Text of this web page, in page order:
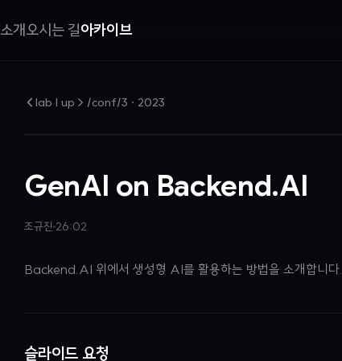
소개오시는 길아카이브
lab | up > /conf/3 · 2023
GenAI on Backend.AI
조규진 26:02
Backend.AI 위에서 생성형 AI를 활용하는 방법을 소개합니다.
슬라이드 요청